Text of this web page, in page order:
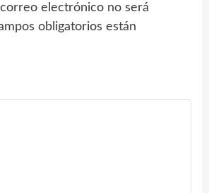
electrónico no será
obligatorios están